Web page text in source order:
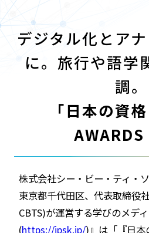
デジタル化とア
に。旅行や語学
調。
「日本の資
株式会社シー・ビー・ティ・
東京都千代田区、代表取締役
CBTS)が運営する学びのメデ
(https://jpsk.jp/)』は「『日本